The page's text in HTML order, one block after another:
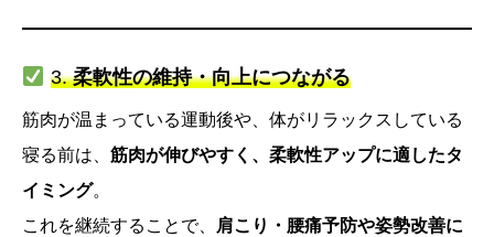
3.柔軟性の維持・向上につながる
筋肉が温まっている運動後や、体がリラックスしている
寝る前は、 筋肉が伸びやすく、柔軟性アップに適したタ
イミング。
これを継続することで、
肩こり・腰痛予防や姿勢改善に